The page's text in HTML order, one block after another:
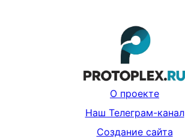
О проекте
Наш Телеграм-канал
Создание сайта